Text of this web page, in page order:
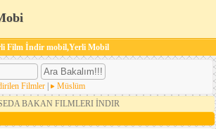
Film İndir mobil,Yerli Mobil
Filmler
Müslüm
BAKAN FILMLERI İNDIR